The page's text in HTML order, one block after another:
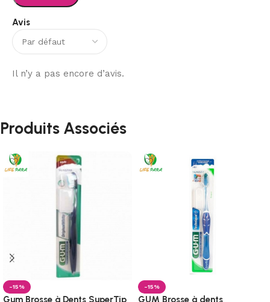
Avis
Il n’y a pas encore d’avis.
Produits Associés
-15%
Gum Brosse à Dents SuperTip
-15%
GUM Brosse à dents